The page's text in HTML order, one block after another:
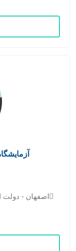
اصفهان - دولت